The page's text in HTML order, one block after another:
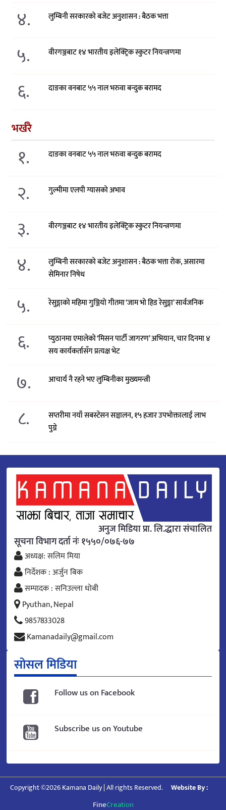
४. लुम्बिनी सरकारको बजेट अनुशासन : बैठक भत्ता
५. वीरगञ्जबाट १४ भारतीय इलेक्ट्रिक स्कुटर नियन्त्रणमा
६. दाङका वनबाट ५५ नाल भरुवा बन्दुक बरामद
भर्खरै
१. दाङका वनबाट ५५ नाल भरुवा बन्दुक बरामद
२. गुल्मीमा एलपी ग्यासको अभाव
३. वीरगञ्जबाट १४ भारतीय इलेक्ट्रिक स्कुटर नियन्त्रणमा
४.
लुम्बिनी सरकारको बजेट अनुशासन : बैठक भत्ता रोक, असारमा
सेमिनार निषेध
५. रेसुङ्गाको महिमा गुञ्जियो गीतमा ‘जाम भो हिड रेसुङ्गा’ सार्वजनिक
६.
प्युठानमा एमालेको ‘मिसन पार्टी जागरण’ अभियान, चार दिनमा ४
सय कार्यकर्तासँग प्रत्यक्ष भेट
७. आचार्य नै रहने भए लुम्बिनीका मुख्यमन्त्री
८.
सप्तरीमा नयाँ सबस्टेसन सञ्चालन, १५ हजार उपभोक्तालाई लाभ
पुग्ने
अनुज मिडिया प्रा. लि.द्धारा संचालित
सूचना विभाग दर्ता नंः १५५०/०७६-७७
अध्यक्ष: सलिम मिया
निर्देशक : अर्जुन बिक
सम्पादक : सनिउल्ला धोबी
Pyuthan, Nepal
9857833028
Kamanadaily@gmail.com
सोसल मिडिया
Follow us on Facebook
Subscribe us on Youtube
Copyright ©2026 Kamana Daily | All rights Reserved. Website By :
FineCreation